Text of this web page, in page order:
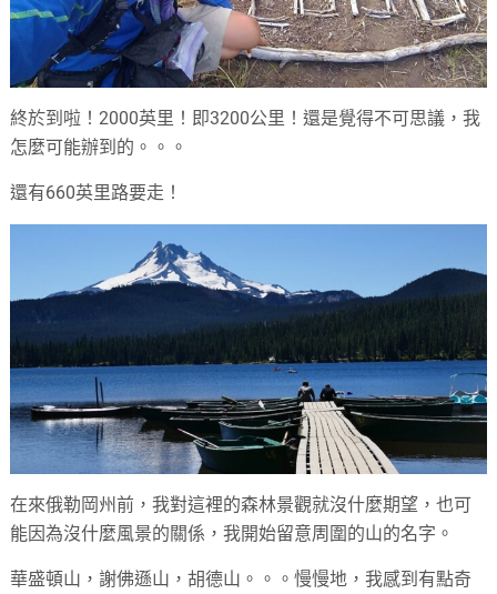
終於到啦！2000英里！即3200公里！還是覺得不可思議，我
怎麼可能辦到的。。。
還有660英里路要走！
在來俄勒岡州前，我對這裡的森林景觀就沒什麼期望，也可
能因為沒什麼風景的關係，我開始留意周圍的山的名字。
華盛頓山，謝佛遜山，胡德山。。。慢慢地，我感到有點奇